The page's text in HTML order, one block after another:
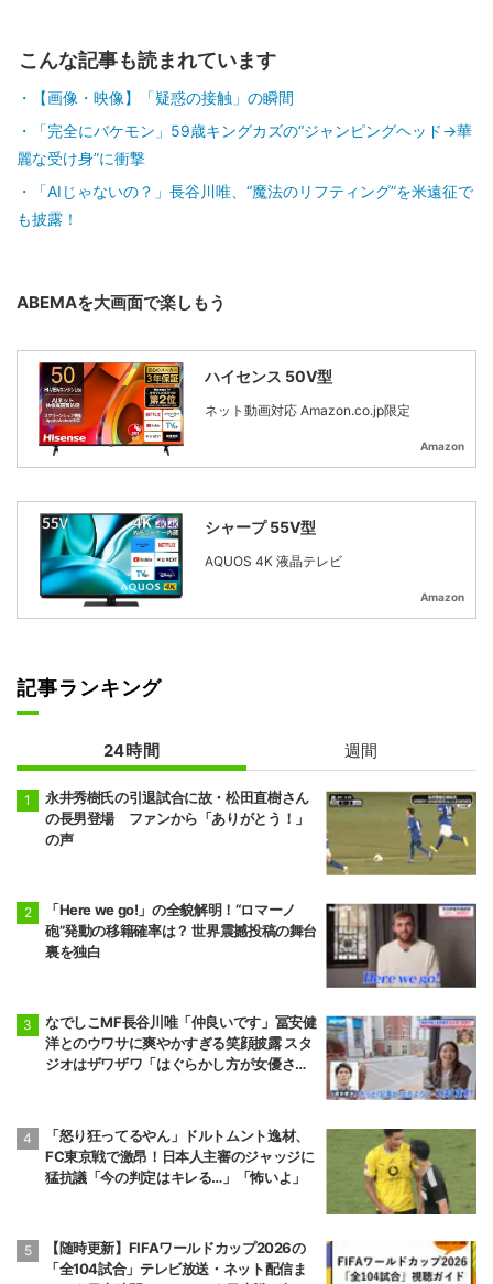
こんな記事も読まれています
【画像・映像】「疑惑の接触」の瞬間
「完全にバケモン」59歳キングカズの“ジャンピングヘッド→華
麗な受け身”に衝撃
「AIじゃないの？」長谷川唯、“魔法のリフティング”を米遠征で
も披露！
ABEMAを大画面で楽しもう
ハイセンス 50V型
ネット動画対応 Amazon.co.jp限定
Amazon
シャープ 55V型
AQUOS 4K 液晶テレビ
Amazon
記事ランキング
24時間 週間
永井秀樹氏の引退試合に故・松田直樹さん
の長男登場 ファンから「ありがとう！」
の声
「Here we go!」の全貌解明！“ロマーノ
砲”発動の移籍確率は？ 世界震撼投稿の舞台
裏を独白
なでしこMF長谷川唯「仲良いです」冨安健
洋とのウワサに爽やかすぎる笑顔披露 スタ
ジオはザワザワ「はぐらかし方が女優さ
「怒り狂ってるやん」ドルトムント逸材、
FC東京戦で激昂！日本人主審のジャッジに
猛抗議「今の判定はキレる…」「怖いよ」
【随時更新】FIFAワールドカップ2026の
「全104試合」テレビ放送・ネット配信ま